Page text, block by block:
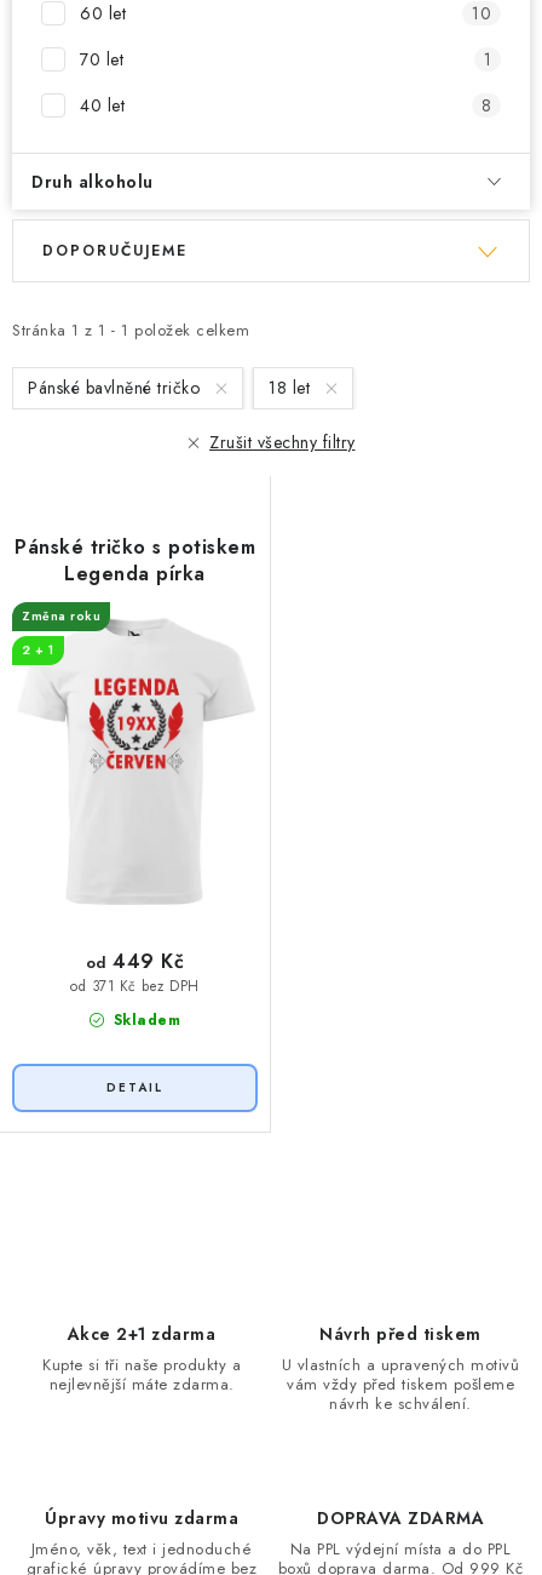
Kontakty60 let
10
70 let
1
40 let
8
Druh alkoholu
V
i
s
p
u
t
ů
Stránka 1 z 1 - 1 položek celkem
Ř
e
n
í
d
k
t
ů
DOPORUČUJEME
Pánské bavlněné tričko 18 let
Zrušit všechny filtry
Pánské tričko s potiskem
Legenda pírka
Změna roku
2 + 1
Skladem
od 371 Kč bez DPH
od 449 Kč
Akce 2+1 zdarma
Kupte si tři naše produkty a
nejlevnější máte zdarma.
Návrh před tiskem
U vlastních a upravených motivů
vám vždy před tiskem pošleme
návrh ke schválení.
Úpravy motivu zdarma
Jméno, věk, text i jednoduché
grafické úpravy provádíme bez
DOPRAVA ZDARMA
Na PPL výdejní místa a do PPL
boxů doprava darma. Od 999 Kč